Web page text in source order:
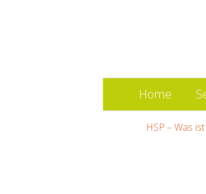
Home
HSP – Was